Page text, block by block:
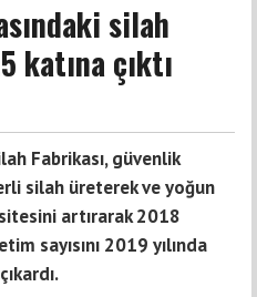
silah
katına çıktı
Fabrikası, güvenlik
silah üreterek ve yoğun
artırarak 2018
sayısını 2019 yılında